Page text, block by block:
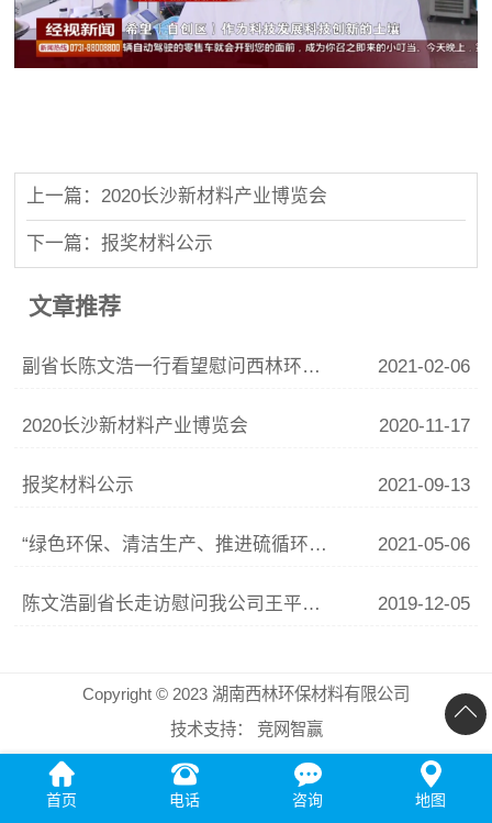
上一篇：2020长沙新材料产业博览会
下一篇：报奖材料公示
文章推荐
副省长陈文浩一行看望慰问西林环保公司王平山教授 2021-02-06
2020长沙新材料产业博览会 2020-11-17
报奖材料公示 2021-09-13
“绿色环保、清洁生产、推进硫循环经济产业链” 热烈庆祝第40届中国硫酸技术年会成功召开 2021-05-06
陈文浩副省长走访慰问我公司王平山教授 2019-12-05
首页 电话 咨询 地图
Copyright © 2023 湖南西林环保材料有限公司
技术支持：
竞网智赢